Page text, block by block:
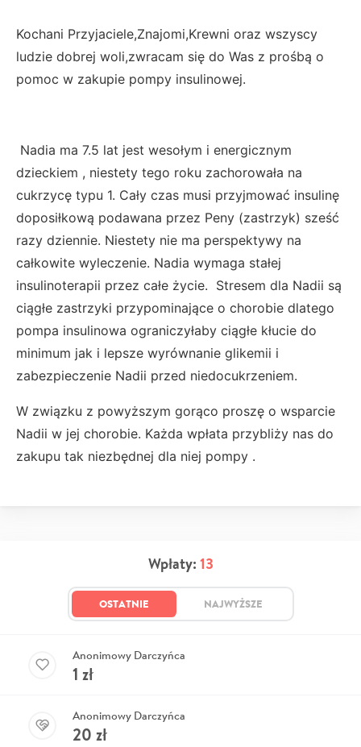
Kochani Przyjaciele,Znajomi,Krewni oraz wszyscy
ludzie dobrej woli,zwracam się do Was z prośbą o
pomoc w zakupie pompy insulinowej.
Nadia ma 7.5 lat jest wesołym i energicznym
dzieckiem , niestety tego roku zachorowała na
cukrzycę typu 1. Cały czas musi przyjmować insulinę
doposiłkową podawana przez Peny (zastrzyk) sześć
razy dziennie. Niestety nie ma perspektywy na
całkowite wyleczenie. Nadia wymaga stałej
insulinoterapii przez całe życie. Stresem dla Nadii są
ciągłe zastrzyki przypominające o chorobie dlatego
pompa insulinowa ograniczyłaby ciągłe kłucie do
minimum jak i lepsze wyrównanie glikemii i
zabezpieczenie Nadii przed niedocukrzeniem.
W związku z powyższym gorąco proszę o wsparcie
Nadii w jej chorobie. Każda wpłata przybliży nas do
zakupu tak niezbędnej dla niej pompy .
Wpłaty: 13
OSTATNIE NAJWYŻSZE
Anonimowy Darczyńca
1 zł
Anonimowy Darczyńca
20 zł